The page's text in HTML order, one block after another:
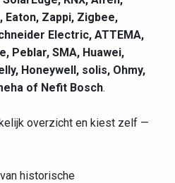
Eaton, Zappi, Zigbee,
Electric, ATTEMA,
Peblar, SMA, Huawei,
Honeywell, solis, Ohmy,
of Nefit Bosch.
overzicht en kiest zelf —
historische